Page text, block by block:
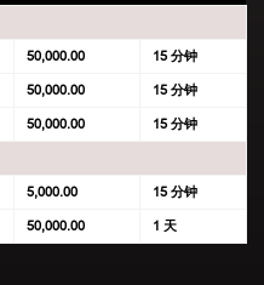
50,000.00
15 分钟
50,000.00
15 分钟
50,000.00
15 分钟
5,000.00
15 分钟
50,000.00 1 天